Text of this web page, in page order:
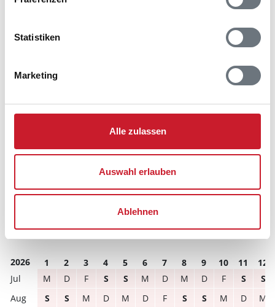
Statistiken
Marketing
Alle zulassen
Auswahl erlauben
Ablehnen
Anreisetag im Belegungskalender anklicken
Reisedauer Anzahl Reisende
Bitte beachten Sie, dass sich bei Änderungen des
Hausbeschreibung und/oder der Ausstattung ergeben
frei belegt gewählter Zeitraum
2026 1 2 3 4 5 6 7 8 9 10 11
12
M
D F S S M D M D F S
S
S
S M D M D F S S M D
M